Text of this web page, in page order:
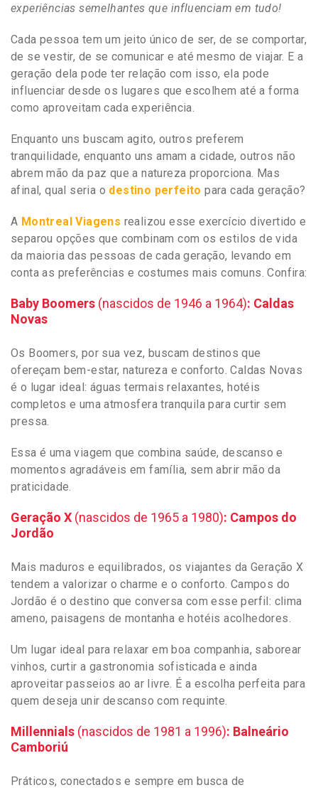
experiências semelhantes que influenciam em tudo!
Cada pessoa tem um jeito único de ser, de se comportar,
de se vestir, de se comunicar e até mesmo de viajar. E a
geração dela pode ter relação com isso, ela pode
influenciar desde os lugares que escolhem até a forma
como aproveitam cada experiência.
Enquanto uns buscam agito, outros preferem
tranquilidade, enquanto uns amam a cidade, outros não
abrem mão da paz que a natureza proporciona. Mas
afinal, qual seria o destino perfeito para cada geração?
A Montreal Viagens realizou esse exercício divertido e
separou opções que combinam com os estilos de vida
da maioria das pessoas de cada geração, levando em
conta as preferências e costumes mais comuns. Confira:
Baby Boomers (nascidos de 1946 a 1964): Caldas
Novas
Os Boomers, por sua vez, buscam destinos que
ofereçam bem-estar, natureza e conforto. Caldas Novas
é o lugar ideal: águas termais relaxantes, hotéis
completos e uma atmosfera tranquila para curtir sem
pressa.
Essa é uma viagem que combina saúde, descanso e
momentos agradáveis em família, sem abrir mão da
praticidade.
Geração X (nascidos de 1965 a 1980): Campos do
Jordão
Mais maduros e equilibrados, os viajantes da Geração X
tendem a valorizar o charme e o conforto. Campos do
Jordão é o destino que conversa com esse perfil: clima
ameno, paisagens de montanha e hotéis acolhedores.
Um lugar ideal para relaxar em boa companhia, saborear
vinhos, curtir a gastronomia sofisticada e ainda
aproveitar passeios ao ar livre. É a escolha perfeita para
quem deseja unir descanso com requinte.
Millennials (nascidos de 1981 a 1996): Balneário
Camboriú
Práticos, conectados e sempre em busca de